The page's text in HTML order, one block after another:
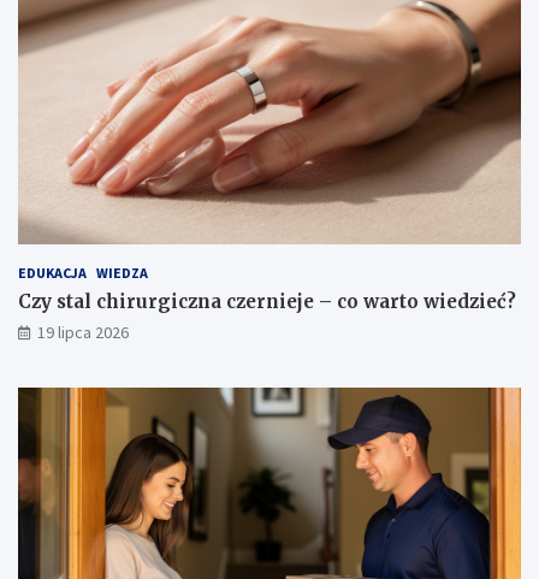
EDUKACJA WIEDZA
Czy stal chirurgiczna czernieje – co warto wiedzieć?
19 lipca 2026